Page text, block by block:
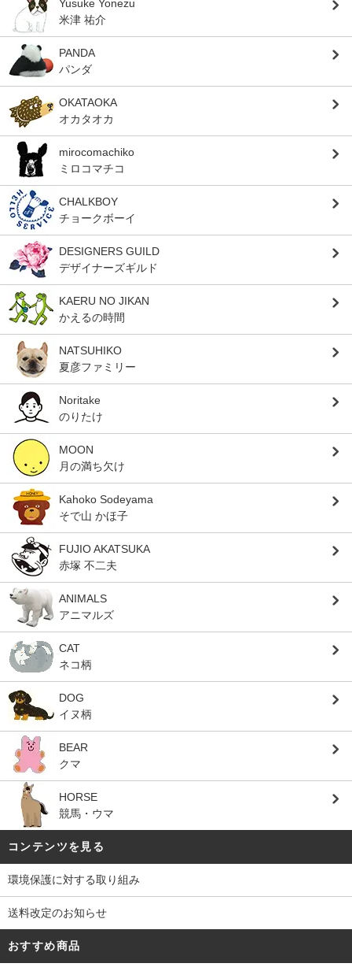
Yusuke Yonezu
米津 祐介
PANDA
パンダ
OKATAOKA
オカタオカ
mirocomachiko
ミロコマチコ
CHALKBOY
チョークボーイ
DESIGNERS GUILD
デザイナーズギルド
KAERU NO JIKAN
かえるの時間
NATSUHIKO
夏彦ファミリー
Noritake
のりたけ
MOON
月の満ち欠け
Kahoko Sodeyama
そで山 かほ子
FUJIO AKATSUKA
赤塚 不二夫
ANIMALS
アニマルズ
CAT
ネコ柄
DOG
イヌ柄
BEAR
クマ
HORSE
競馬・ウマ
コンテンツを見る
環境保護に対する取り組み
送料改定のお知らせ
おすすめ商品